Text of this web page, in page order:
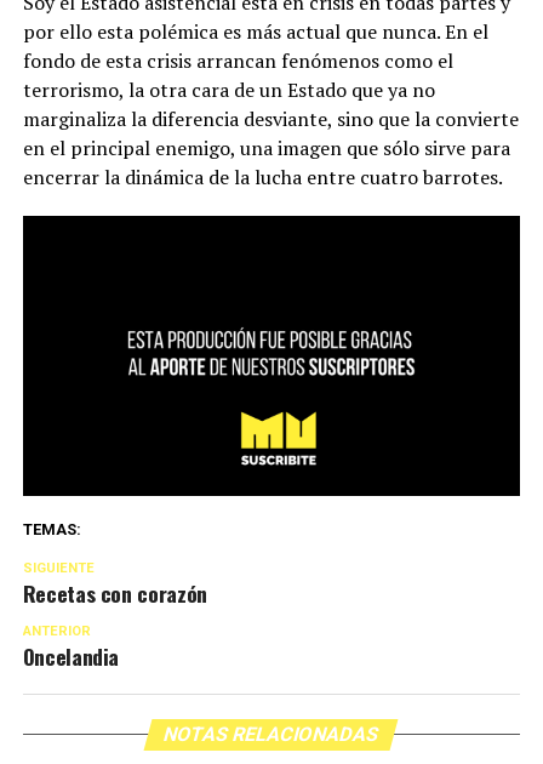
por ello esta polémica es más actual que nunca. En el
fondo de esta crisis arrancan fenómenos como el
terrorismo, la otra cara de un Estado que ya no
marginaliza la diferencia desviante, sino que la convierte
en el principal enemigo, una imagen que sólo sirve para
encerrar la dinámica de la lucha entre cuatro barrotes.
TEMAS:
SIGUIENTE
Recetas con corazón
ANTERIOR
Oncelandia
NOTAS RELACIONADAS